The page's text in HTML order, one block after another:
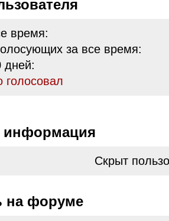
время:
за все время:
дней:
голосовал
информация
Скрыт
на форуме